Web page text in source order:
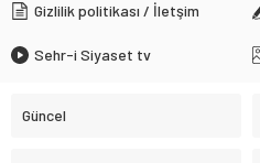
Gizlilik politikası / İletşim
Sehr-i Siyaset tv
Güncel